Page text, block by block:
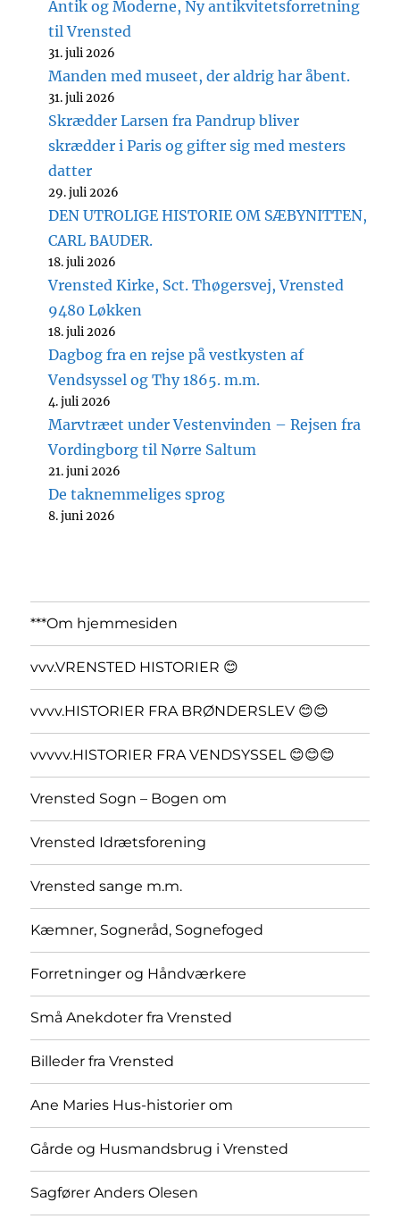
Antik og Moderne, Ny antikvitetsforretning
til Vrensted
31. juli 2026
Manden med museet, der aldrig har åbent.
31. juli 2026
Skrædder Larsen fra Pandrup bliver
skrædder i Paris og gifter sig med mesters
datter
29. juli 2026
DEN UTROLIGE HISTORIE OM SÆBYNITTEN,
CARL BAUDER.
18. juli 2026
Vrensted Kirke, Sct. Thøgersvej, Vrensted
9480 Løkken
18. juli 2026
Dagbog fra en rejse på vestkysten af
Vendsyssel og Thy 1865. m.m.
4. juli 2026
Marvtræet under Vestenvinden – Rejsen fra
Vordingborg til Nørre Saltum
21. juni 2026
De taknemmeliges sprog
8. juni 2026
***Om hjemmesiden
vvv.VRENSTED HISTORIER 😊
vvvv.HISTORIER FRA BRØNDERSLEV 😊😊
vvvvv.HISTORIER FRA VENDSYSSEL 😊😊😊
Vrensted Sogn – Bogen om
Vrensted Idrætsforening
Vrensted sange m.m.
Kæmner, Sogneråd, Sognefoged
Forretninger og Håndværkere
Små Anekdoter fra Vrensted
Billeder fra Vrensted
Ane Maries Hus-historier om
Gårde og Husmandsbrug i Vrensted
Sagfører Anders Olesen